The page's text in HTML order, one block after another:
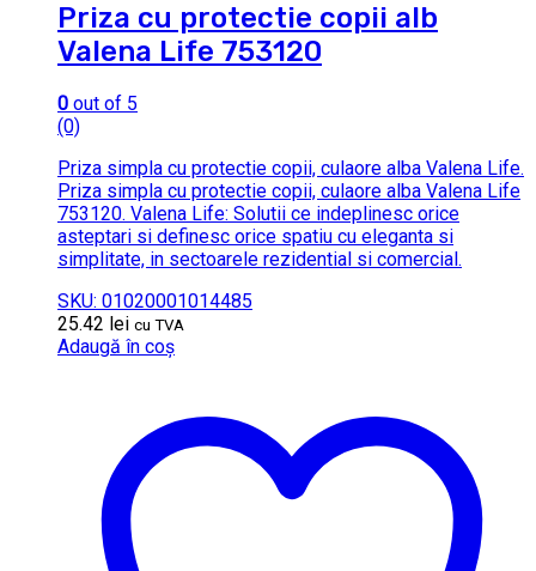
Priza cu protectie copii alb
Valena Life 753120
0 out of 5
(0)
Priza simpla cu protectie copii, culaore alba Valena Life.
Priza simpla cu protectie copii, culaore alba Valena Life
753120. Valena Life: Solutii ce indeplinesc orice
asteptari si definesc orice spatiu cu eleganta si
simplitate, in sectoarele rezidential si comercial.
SKU: 01020001014485
25.42 lei cu TVA
Adaugă în coș